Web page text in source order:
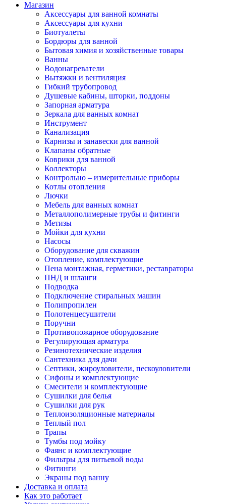
Магазин
Аксессуары для ванной комнаты
Аксессуары для кухни
Биотуалеты
Бордюры для ванной
Бытовая химия и хозяйственные товары
Ванны
Водонагреватели
Вытяжки и вентиляция
Гибкий трубопровод
Душевые кабины, шторки, поддоны
Запорная арматура
Зеркала для ванных комнат
Инструмент
Канализация
Карнизы и занавески для ванной
Клапаны обратные
Коврики для ванной
Коллекторы
Контрольно – измерительные приборы
Котлы отопления
Лючки
Мебель для ванных комнат
Металлополимерные трубы и фитинги
Метизы
Мойки для кухни
Насосы
Оборудование для скважин
Отопление, комплектующие
Пена монтажная, герметики, реставраторы
ПНД и шланги
Подводка
Подключение стиральных машин
Полипропилен
Полотенцесушители
Поручни
Противопожарное оборудование
Регулирующая арматура
Резинотехнические изделия
Сантехника для дачи
Септики, жироуловители, пескоуловители
Сифоны и комплектующие
Смесители и комплектующие
Сушилки для белья
Сушилки для рук
Теплоизоляционные материалы
Теплый пол
Трапы
Тумбы под мойку
Фаянс и комплектующие
Фильтры для питьевой воды
Фитинги
Экраны под ванну
Доставка и оплата
Как это работает